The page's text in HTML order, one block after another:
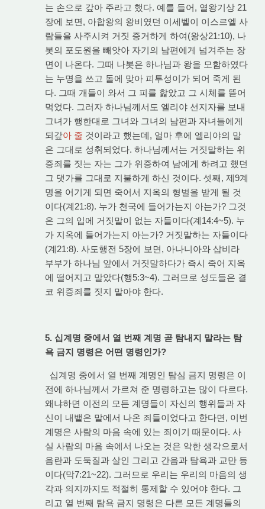
는 손으로 갚아 주라고 했다. 예를 들어, 열왕기상 21
장에 보면, 아합왕의 왕비였던 이세벨이 이스르엘 사
람들을 사주시켜 거짓 증거하게 하여(왕상21:10), 나
봇의 포도원을 빼앗아 자기의 남편에게 넘겨주는 장
면이 나온다. 그때 나봇은 하나님과 왕을 모함하였다
는 누명을 쓰고 돌에 맞아 피투성이가 되어 죽게 된
다. 그때 개들이 와서 그 피를 핥았고 그 시체를 뜯어
먹었다. 그러자 하나님께서도 엘리야 선지자를 보내
그녀가 행한대로 그녀와 그녀의 남편과 자녀들에게
되갚아 줄 것이라고 했는데, 얼마 후에 엘리야의 말
은 그대로 성취되었다. 하나님께서는 거짓말하는 위
증죄를 짓는 자는 그가 위증하여 남에게 하려고 했던
그 댓가를 그대로 지불하게 하신 것이다. 셋째, 제9계
명을 어기게 되면 죽어서 지옥의 형벌을 받게 될 것
이다(계21:8). 누가 천국에 들어가는지 아는가? 그것
은 그의 입에 거짓말이 없는 자들이다(계14:4~5). 누
가 지옥에 들어가는지 아는가? 거짓말하는 자들이다
(계21:8). 사도행전 5장에 보면, 아나니아와 삽비라
부부가 하나님 앞에서 거짓말하다가 즉시 죽어 지옥
에 떨어지고 말았다(행5:3~4). 그러므로 성도들은 결
코 위증죄를 짓지 말아야 한다.
5. 십계명 중에서 열 번째 계명 곧 탐내지 말라는 탐
욕 금지 명령은 어떤 명령인가?
십계명 중에서 열 번째 계명인 탐심 금지 명령은 이
전에 하나님께서 가르쳐 준 명령하고는 많이 다르다.
왜냐하면 이전의 모든 계명들이 자신의 행위들과 자
신이 내뱉은 말에서 나온 죄들이었다고 한다면, 이번
계명은 사람의 마음 속에 있는 죄이기 때문이다. 사
실 사람의 마음 속에서 나오는 것은 악한 생각으로서
음란과 도둑질과 살인 그리고 간음과 탐욕과 교만 등
이다(막7:21~22). 그러므로 우리는 우리의 마음의 생
각과 의지까지도 적절히 통제할 수 있어야 한다. 그
리고 열 번째 탐욕 금지 명령은 다른 모든 계명들의